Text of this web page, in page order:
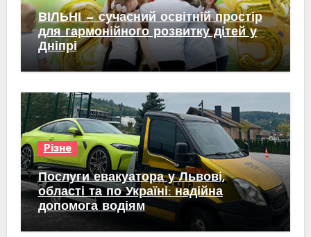
ВІЛЬНІ — сучасний освітній простір
для гармонійного розвитку дітей у
Дніпрі
Різне
Послуги евакуатора у Львові,
області та по Україні: надійна
допомога водіям